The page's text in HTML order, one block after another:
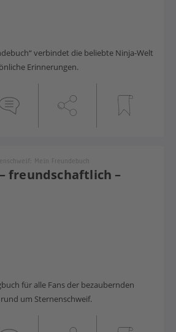
verbindet die beliebte Ninja-Welt
Erinnerungen.
freundschaftlich –
Mein Freundebuch
für alle Fans der bezaubernden
um Sternenschweif.